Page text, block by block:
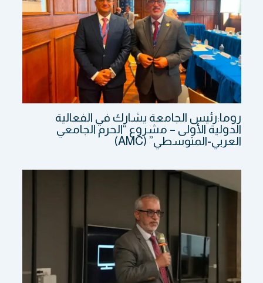
روما:رئيس الجامعة يشارك في الفعالية
الدولية الأولى – مشروع “الحرم الجامعي
العربي-المتوسطي” (AMC)